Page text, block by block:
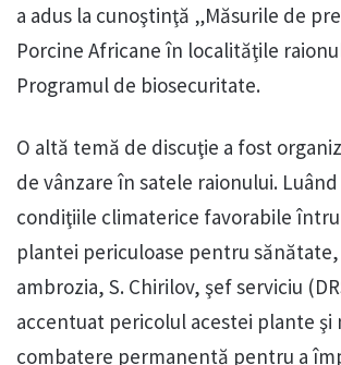
a adus la cunoştinţă „Măsurile de
Porcine Africane în localităţile
Programul de biosecuritate.
O altă temă de discuţie a fost
de vânzare în satele raionului.
condiţiile climaterice favorabile
plantei periculoase pentru
ambrozia, S. Chirilov, şef serviciu
accentuat pericolul acestei plante şi
combatere permanentă pentru a